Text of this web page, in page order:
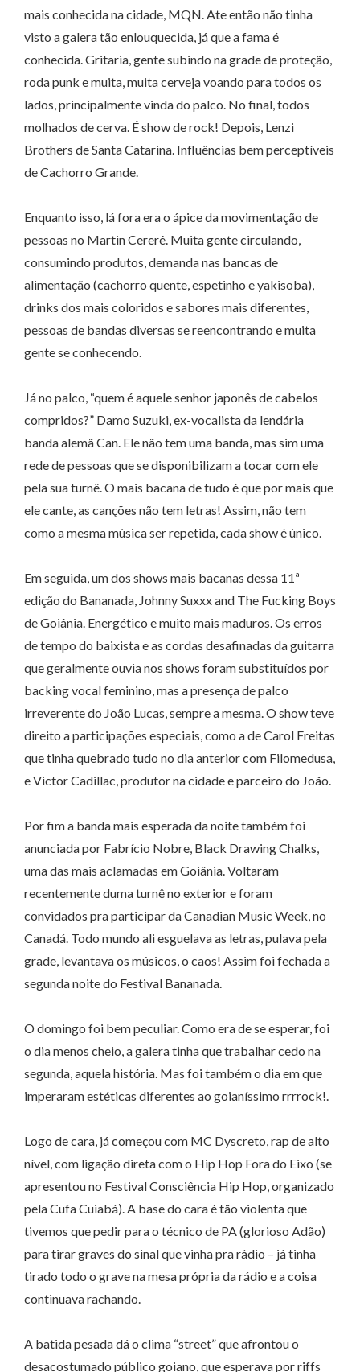
mais conhecida na cidade, MQN. Ate então não tinha
visto a galera tão enlouquecida, já que a fama é
conhecida. Gritaria, gente subindo na grade de proteção,
roda punk e muita, muita cerveja voando para todos os
lados, principalmente vinda do palco. No final, todos
molhados de cerva. É show de rock! Depois, Lenzi
Brothers de Santa Catarina. Influências bem perceptíveis
de Cachorro Grande.
Enquanto isso, lá fora era o ápice da movimentação de
pessoas no Martin Cererê. Muita gente circulando,
consumindo produtos, demanda nas bancas de
alimentação (cachorro quente, espetinho e yakisoba),
drinks dos mais coloridos e sabores mais diferentes,
pessoas de bandas diversas se reencontrando e muita
gente se conhecendo.
Já no palco, “quem é aquele senhor japonês de cabelos
compridos?” Damo Suzuki, ex-vocalista da lendária
banda alemã Can. Ele não tem uma banda, mas sim uma
rede de pessoas que se disponibilizam a tocar com ele
pela sua turnê. O mais bacana de tudo é que por mais que
ele cante, as canções não tem letras! Assim, não tem
como a mesma música ser repetida, cada show é único.
Em seguida, um dos shows mais bacanas dessa 11ª
edição do Bananada, Johnny Suxxx and The Fucking Boys
de Goiânia. Energético e muito mais maduros. Os erros
de tempo do baixista e as cordas desafinadas da guitarra
que geralmente ouvia nos shows foram substituídos por
backing vocal feminino, mas a presença de palco
irreverente do João Lucas, sempre a mesma. O show teve
direito a participações especiais, como a de Carol Freitas
que tinha quebrado tudo no dia anterior com Filomedusa,
e Victor Cadillac, produtor na cidade e parceiro do João.
Por fim a banda mais esperada da noite também foi
anunciada por Fabrício Nobre, Black Drawing Chalks,
uma das mais aclamadas em Goiânia. Voltaram
recentemente duma turnê no exterior e foram
convidados pra participar da Canadian Music Week, no
Canadá. Todo mundo ali esguelava as letras, pulava pela
grade, levantava os músicos, o caos! Assim foi fechada a
segunda noite do Festival Bananada.
O domingo foi bem peculiar. Como era de se esperar, foi
o dia menos cheio, a galera tinha que trabalhar cedo na
segunda, aquela história. Mas foi também o dia em que
imperaram estéticas diferentes ao goianíssimo rrrrock!.
Logo de cara, já começou com MC Dyscreto, rap de alto
nível, com ligação direta com o Hip Hop Fora do Eixo (se
apresentou no Festival Consciência Hip Hop, organizado
pela Cufa Cuiabá). A base do cara é tão violenta que
tivemos que pedir para o técnico de PA (glorioso Adão)
para tirar graves do sinal que vinha pra rádio – já tinha
tirado todo o grave na mesa própria da rádio e a coisa
continuava rachando.
A batida pesada dá o clima “street” que afrontou o
desacostumado público goiano, que esperava por riffs